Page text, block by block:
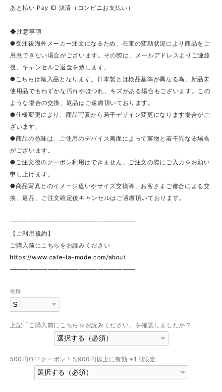
あと払い Pay ID 決済（コンビニお支払い）
◆注意事項
●受注後海外メーカー注文になるため、在庫の変動状況により商品をご
用意できない場合がございます。その際は、メールアドレスよりご連絡
後、キャンセルご返金を致します。
●こちらは輸入品となります。日本製とは検品基準が異なる為、新品未
使用品でもわずかな汚れやほつれ、キズがある場合もございます。この
ような場合の交換、返品はご遠慮頂いております。
●仕様変更により、商品写真から若干デザイン変更になります場合がご
ざいます。
●商品の色味は、ご使用のデバイス画面によって実物と若干異なる場合
がございます。
●ご注文後のクーポン利用はできません。ご注文の際にご入力をお願い
申し上げます。
●商品写真とのイメージ違いやサイズ交換等、お客さまご都合による交
換、返品、ご注文確定後キャンセルはご遠慮頂いております。
————————————————————
【ご利用規約】
ご購入前にこちらをお読みください
https://www.cafe-la-mode.com/about
————————————————————
種類
上記「ご購入前にこちらをお読みください」を確認しましたか？
500円OFFクーポン！5,900円以上に有効 ※1回限定